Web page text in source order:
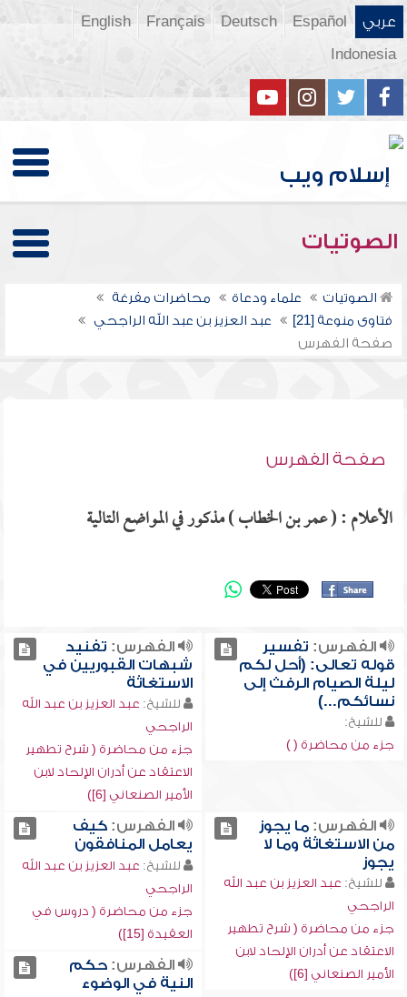
عربي Español
Deutsch
Français
English
Indonesia
الصوتيات
الصوتيات علماء ودعاة
محاضرات مفرغة
فتاوى منوعة [21]
عبد العزيز بن عبد الله الراجحي
صفحة الفهرس
صفحة الفهرس
الأعلام : ( عمر بن الخطاب ) مذكور في المواضع التالية
الفهرس: تفسير
قوله تعالى: (أحل لكم
ليلة الصيام الرفث إلى
نسائكم...)
للشيخ:
جزء من محاضرة ( )
الفهرس: تفنيد
شبهات القبوريين في
الاستغاثة
للشيخ: عبد العزيز بن عبد الله
الراجحي
جزء من محاضرة ( شرح تطهير
الاعتقاد عن أدران الإلحاد لابن
الأمير الصنعاني [6])
الفهرس:ما يجوز
من الاستغاثة وما لا
يجوز
للشيخ: عبد العزيز بن عبد الله
الراجحي
جزء من محاضرة ( شرح تطهير
الاعتقاد عن أدران الإلحاد لابن
الأمير الصنعاني [6])
الفهرس:كيف
يعامل المنافقون
للشيخ: عبد العزيز بن عبد الله
الراجحي
جزء من محاضرة ( دروس في
العقيدة [15])
الفهرس:حكم
النية في الوضوء